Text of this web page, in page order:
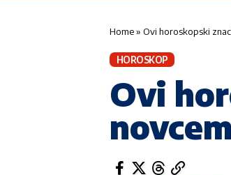
Home» Ovi horoskopski
HOROSKOP
Ovi
novcem